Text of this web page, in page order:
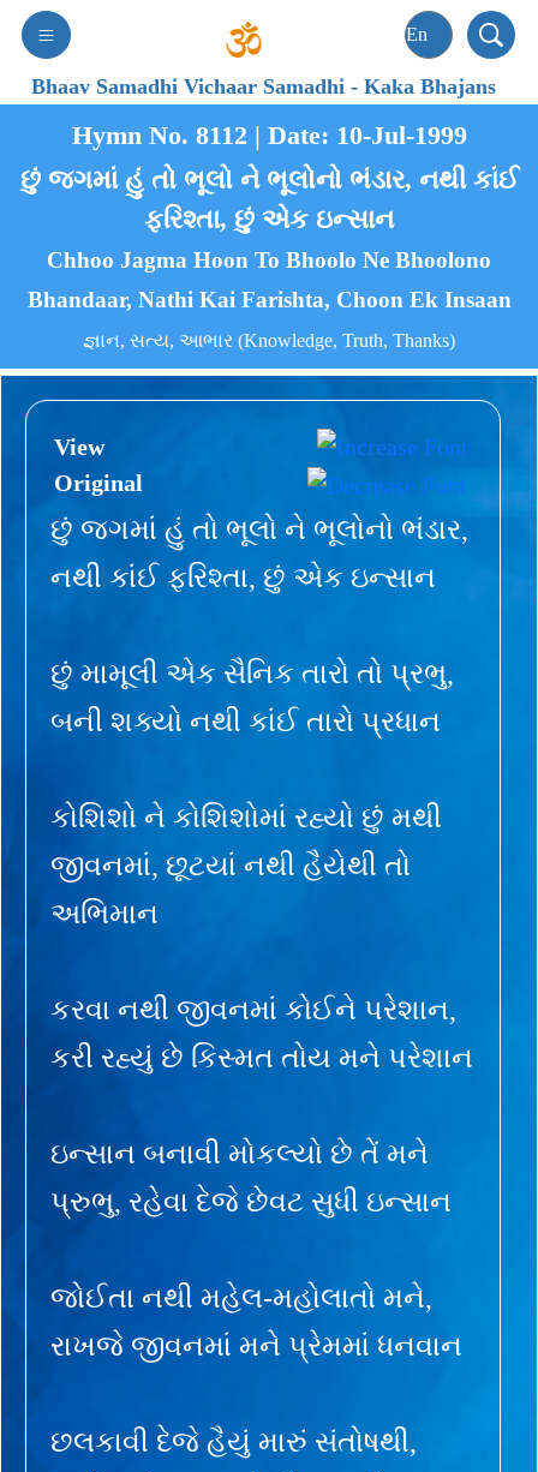
Bhaav Samadhi Vichaar Samadhi-Kaka Bhajans
Hymn No. 8112 | Date: 10-Jul-1999
છું જગમાં હું તો ભૂલો ને ભૂલોનો ભંડાર, નથી કાંઈ
ફરિશ્તા, છું એક ઇન્સાન
Chhoo Jagma Hoon To Bhoolo Ne Bhoolono
Bhandaar, Nathi Kai Farishta, Choon Ek Insaan
જ્ઞાન, સત્ય, આભાર (Knowledge, Truth, Thanks)
View
Original
છું જગમાં હું તો ભૂલો ને ભૂલોનો ભંડાર,
નથી કાંઈ ફરિશ્તા, છું એક ઇન્સાન
છું મામૂલી એક સૈનિક તારો તો પ્રભુ,
બની શક્યો નથી કાંઈ તારો પ્રધાન
કોશિશો ને કોશિશોમાં રહ્યો છું મથી
જીવનમાં, છૂટયાં નથી હૈયેથી તો
અભિમાન
કરવા નથી જીવનમાં કોઈને પરેશાન,
કરી રહ્યું છે કિસ્મત તોય મને પરેશાન
ઇન્સાન બનાવી મોકલ્યો છે તેં મને
પ્રુભુ, રહેવા દેજે છેવટ સુધી ઇન્સાન
જોઈતા નથી મહેલ-મહોલાતો મને,
રાખજે જીવનમાં મને પ્રેમમાં ધનવાન
છલકાવી દેજે હૈયું મારું સંતોષથી,